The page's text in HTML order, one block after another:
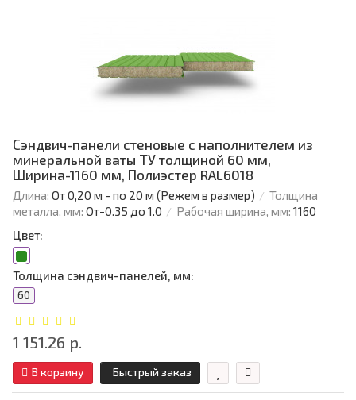
Сэндвич-панели стеновые с наполнителем из
минеральной ваты ТУ толщиной 60 мм,
Ширина-1160 мм, Полиэстер RAL6018
Длина: От 0,20 м - по 20 м (Режем в размер)
Толщина
металла, мм: От-0.35 до 1.0 Рабочая ширина, мм: 1160
Цвет:
Толщина сэндвич-панелей, мм:
60
1 151.26 р.
В корзину Быстрый заказ